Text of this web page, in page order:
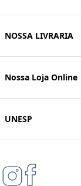
NOSSA LIVRARIA
Nossa Loja Online
UNESP